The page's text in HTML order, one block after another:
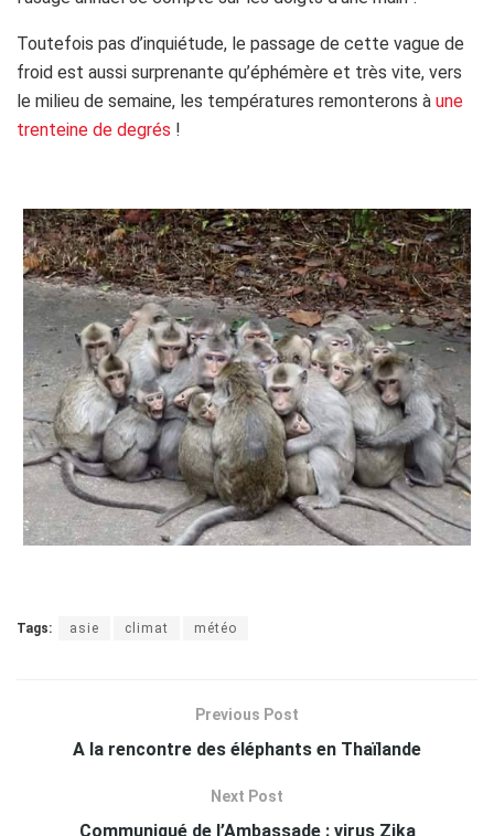
Toutefois pas d’inquiétude, le passage de cette vague de
froid est aussi surprenante qu’éphémère et très vite, vers
le milieu de semaine, les températures remonterons à une
trenteine de degrés !
Tags: asie climat météo
Previous Post
A la rencontre des éléphants en Thaïlande
Next Post
Communiqué de l’Ambassade : virus Zika